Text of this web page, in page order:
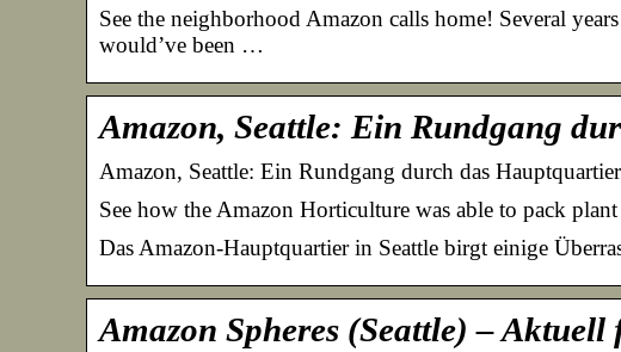
See the neighborhood Amazon calls home! Several
would’ve been …
Amazon, Seattle: Ein Rundgang
Amazon, Seattle: Ein Rundgang durch das
See how the Amazon Horticulture was able to pack
Das Amazon-Hauptquartier in Seattle birgt einige
Amazon Spheres (Seattle) –